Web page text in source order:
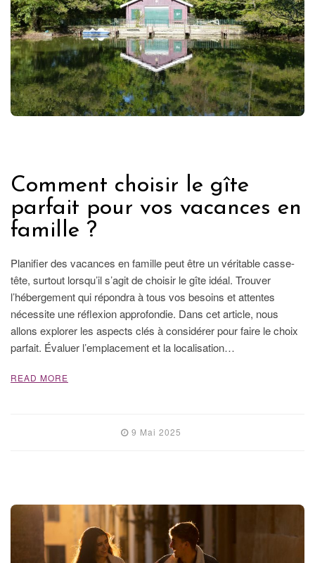
Comment choisir le gîte
parfait pour vos vacances en
famille ?
Planifier des vacances en famille peut être un véritable casse-
tête, surtout lorsqu’il s’agit de choisir le gîte idéal. Trouver
l’hébergement qui répondra à tous vos besoins et attentes
nécessite une réflexion approfondie. Dans cet article, nous
allons explorer les aspects clés à considérer pour faire le choix
parfait. Évaluer l’emplacement et la localisation…
READ MORE
9 Mai 2025